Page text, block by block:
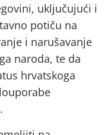
uključujući i
potiču na
i narušavanje
naroda, te da
hrvatskoga